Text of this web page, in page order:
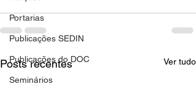
Portarias
Publicações SEDIN
Publicações do DOC
Seminários
Posts recentes Ver tudo